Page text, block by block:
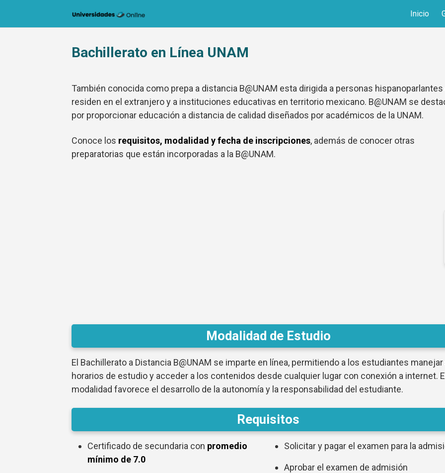
contenido
Inicio
Bachillerato en Línea UNAM
También conocida como prepa a distancia B@UNAM esta dirigida a personas hispanoparlantes
residen en el extranjero y a instituciones educativas en territorio mexicano. B@UNAM se
por proporcionar educación a distancia de calidad diseñados por académicos de la UNAM.
Conoce los requisitos, modalidad y fecha de inscripciones, además de conocer otras
preparatorias que están incorporadas a la B@UNAM.
Modalidad de Estudio
El Bachillerato a Distancia B@UNAM se imparte en línea, permitiendo a los estudiantes
horarios de estudio y acceder a los contenidos desde cualquier lugar con conexión a internet.
modalidad favorece el desarrollo de la autonomía y la responsabilidad del estudiante.
Requisitos
Certificado de secundaria con promedio
mínimo de 7.0
Solicitar y pagar el examen para la
Aprobar el examen de admisión